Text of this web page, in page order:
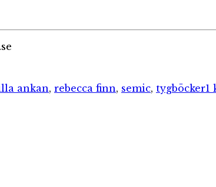
ankan, rebecca finn, semic, tygböcker1